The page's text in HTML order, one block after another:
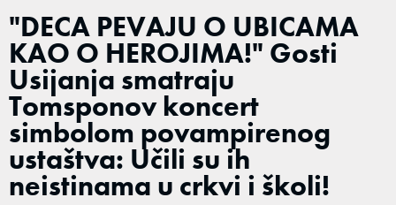
"DECA PEVAJU O UBICAMA
KAO O HEROJIMA!" Gosti
Usijanja smatraju
Tomsponov koncert
simbolom povampirenog
ustaštva: Učili su ih
neistinama u crkvi i školi!